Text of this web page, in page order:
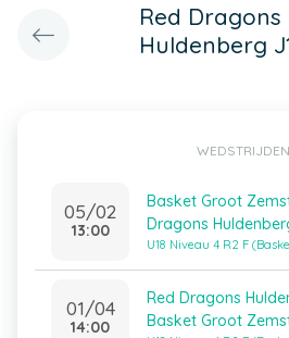
Red Dragons
Huldenberg
WEDSTRIJDEN
05/02
13:00
Basket Groot
Dragons
U18 Niveau 4 R2 F
01/04
14:00
Red Dragons
Basket Groot